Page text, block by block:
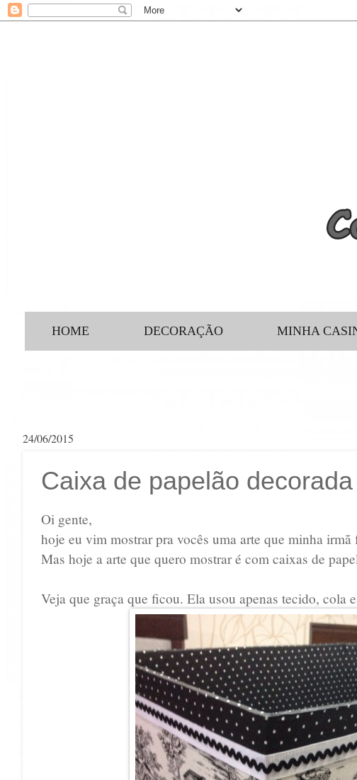
HOME DECORAÇÃO MINHA
24/06/2015
Caixa de papelão
Oi gente,
hoje eu vim mostrar pra vocês uma arte que minha
Mas hoje a arte que quero mostrar é com caixas de
Veja que graça que ficou. Ela usou apenas tecido, cola